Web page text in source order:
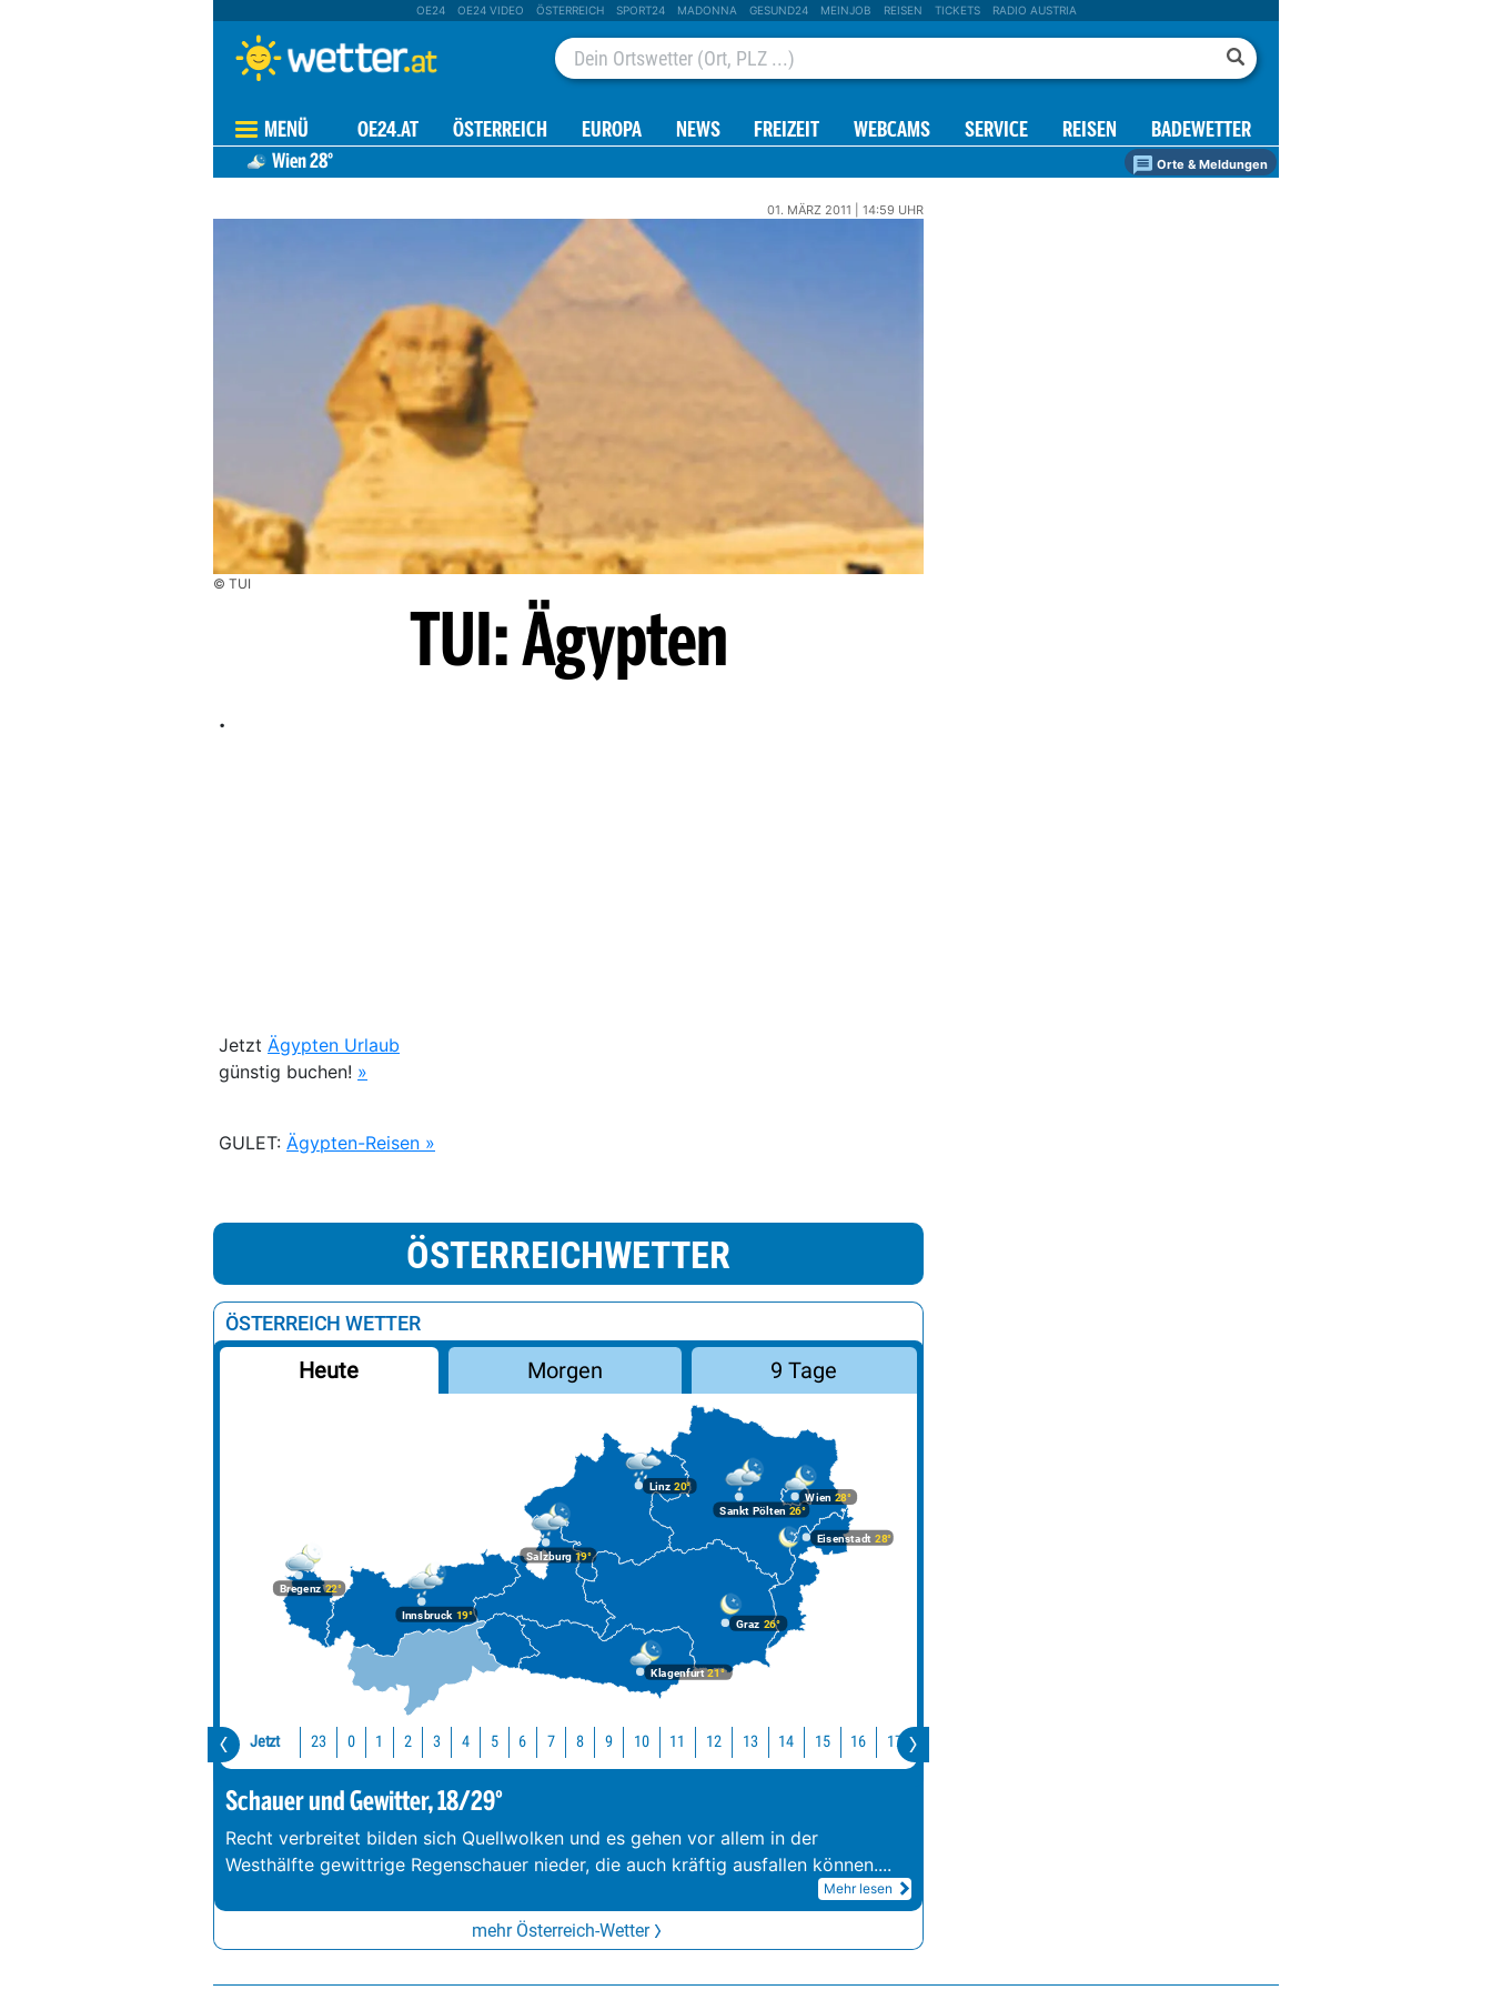
OE24 OE24 VIDEO ÖSTERREICH SPORT24 MADONNA GESUND24 MEINJOB REISEN TICKETS RADIO AUSTRIA
MENÜ OE24.AT ÖSTERREICH EUROPA NEWS FREIZEIT WEBCAMS SERVICE REISEN BADEWETTER
Wien28° Orte & Meldungen
01. MÄRZ 2011 | 14:59 UHR
© TUI
TUI: Ägypten
.
Jetzt Ägypten Urlaub
günstig buchen! »
GULET: Ägypten-Reisen »
ÖSTERREICHWETTER
ÖSTERREICH WETTER
Heute Morgen 9 Tage
Bregenz22°
Graz 26°
Innsbruck19°
Klagenfurt21°
Linz 20°
Salzburg19°
Wien 28°
Eisenstadt 28°
Sankt Pölten 26°
Jetzt 23 0 1 2 3 4 5 6 7 8 9 10 11 12 13 14 15 16 17
Schauer und Gewitter, 18/29°
Recht verbreitet bilden sich Quellwolken und es gehen vor allem in der
Westhälfte gewittrige Regenschauer nieder, die auch kräftig ausfallen können....
Mehr lesen
mehr Österreich-Wetter